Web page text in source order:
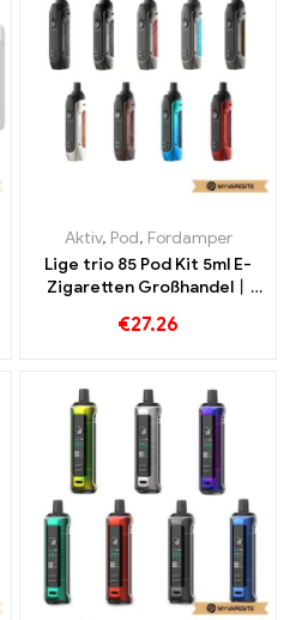
Aktiv, Pod, Fordamper
Lige trio 85 Pod Kit 5ml E-
Zigaretten Großhandel丨
€27.26